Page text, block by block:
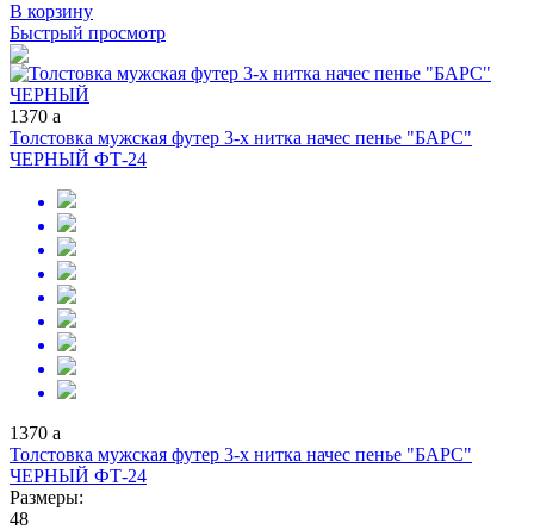
В корзину
Быстрый просмотр
1370 a
Толстовка мужская футер 3-х нитка начес пенье "БАРС"
ЧЕРНЫЙ ФТ-24
1370 a
Толстовка мужская футер 3-х нитка начес пенье "БАРС"
ЧЕРНЫЙ ФТ-24
Размеры:
48